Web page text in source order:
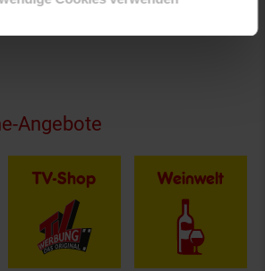
Angebote
TV-Shop Weinwelt